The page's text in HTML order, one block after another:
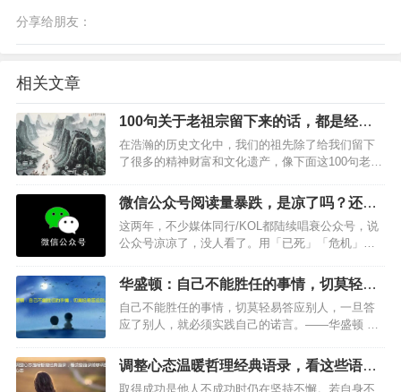
分享给朋友：
相关文章
100句关于老祖宗留下来的话，都是经典
名言
在浩瀚的历史文化中，我们的祖先除了给我们留下
了很多的精神财富和文化遗产，像下面这100句老祖
微信公众号阅读量暴跌，是凉了吗？还是
另有乾坤
这两年，不少媒体同行/KOL都陆续唱衰公众号，说
公众号凉凉了，没人看了。用「已死」「危机」
情况在订阅号改版成信息流推荐后，情况更盛。…
华盛顿：自己不能胜任的事情，切莫轻易
答应别人
自己不能胜任的事情，切莫轻易答应别人，一旦答
应了别人，就必须实践自己的诺言。——华盛顿 这
调整心态温暖哲理经典语录，看这些语录
能够调整心态
取得成功是他人不成功时仍在坚持不懈。若自身不